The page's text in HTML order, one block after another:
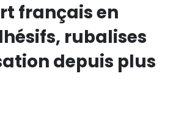
français en
rubalises
depuis plus